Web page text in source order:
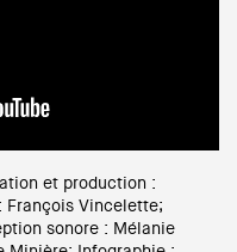
et production :
François Vincelette;
sonore : Mélanie